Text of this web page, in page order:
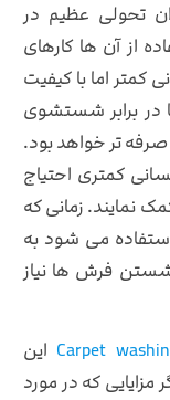
تحولی عظیم در
از آن ها کارهای
اما با کیفیت
در برابر شستشوی
تر خواهد بود.
کمتری احتیاج
نمایند. زمانی که
می شود به
فرش ها نیاز
Carpet این
مزایایی که در مورد